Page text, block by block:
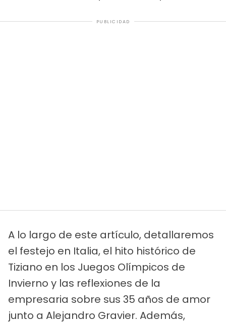
PUBLICIDAD
A lo largo de este artículo, detallaremos
el festejo en Italia, el hito histórico de
Tiziano en los Juegos Olímpicos de
Invierno y las reflexiones de la
empresaria sobre sus 35 años de amor
junto a Alejandro Gravier. Además,